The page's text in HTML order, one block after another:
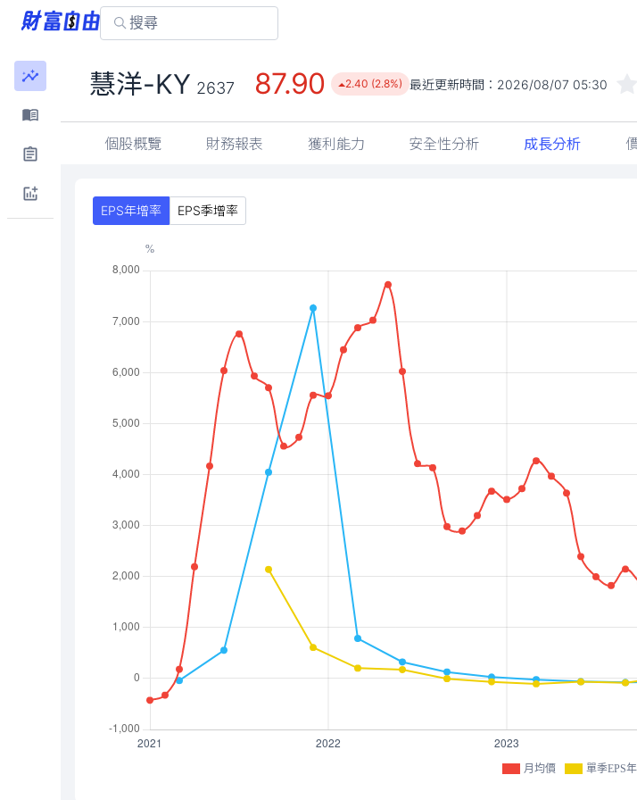
慧洋-KY 2637 87.90 2.40 (2.8%) 最近更新時間： 2026/08/07 05:30
個股概覽 財務報表 獲利能力 安全性分析 成長分析
EPS年增率 EPS季增率
月均價 單季EPS